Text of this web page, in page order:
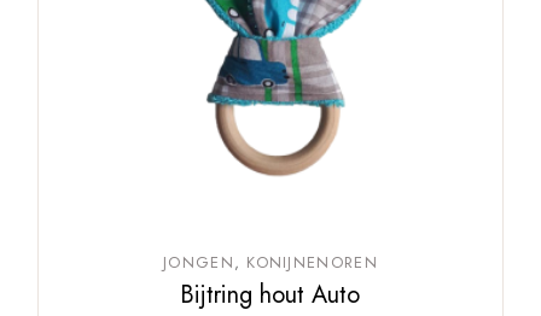
JONGEN KONIJNENOREN
Bijtring hout Auto